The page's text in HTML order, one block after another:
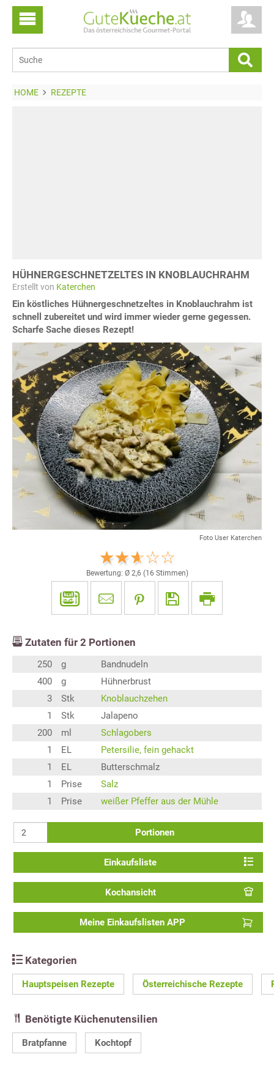
HOME REZEPTE
HÜHNERGESCHNETZELTES IN KNOBLAUCHRAHM
Erstellt von Katerchen
Ein köstliches Hühnergeschnetzeltes in Knoblauchrahm ist
schnell zubereitet und wird immer wieder gerne gegessen.
Scharfe Sache dieses Rezept!
Foto User Katerchen
Bewertung: Ø 2,6 (16 Stimmen)
Zutaten für 2 Portionen
250 g
Bandnudeln
400
g
Hühnerbrust
3
Stk
Knoblauchzehen
1
Stk
Jalapeno
200
ml
Schlagobers
1
EL
Petersilie, fein gehackt
1
EL
Butterschmalz
1
Prise
Salz
1
Prise weißer Pfeffer aus der Mühle
Portionen
Einkaufsliste
Kochansicht
Meine Einkaufslisten APP
Kategorien
Hauptspeisen Rezepte Österreichische Rezepte
Benötigte Küchenutensilien
Bratpfanne Kochtopf